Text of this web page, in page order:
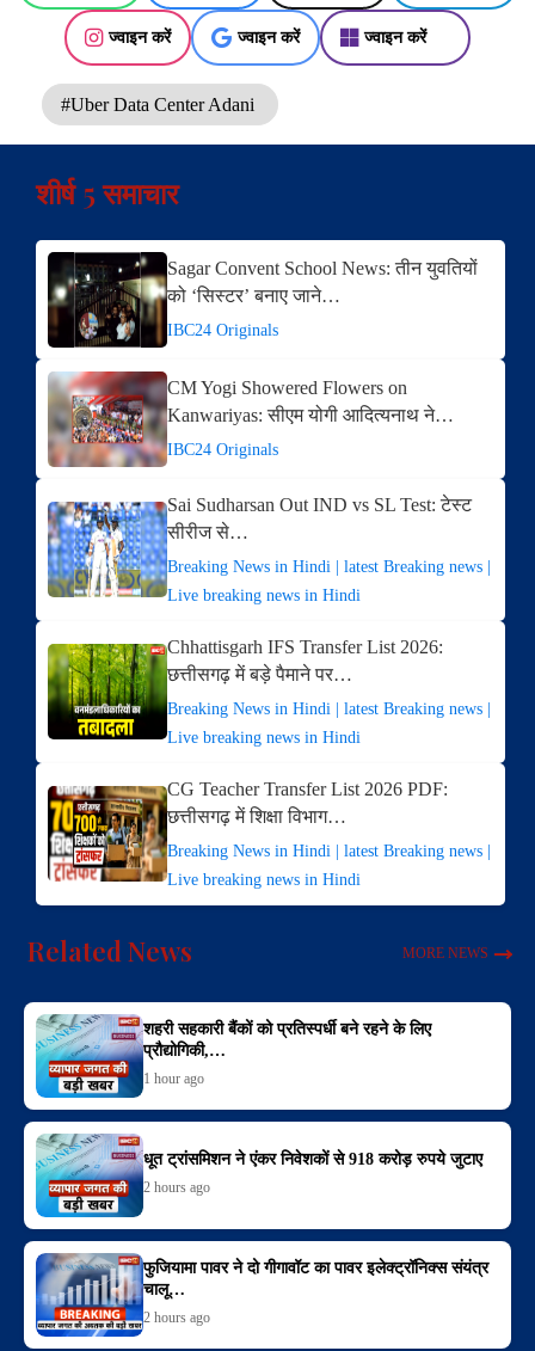
ज्वाइन करें ज्वाइन करें ज्वाइन करें
#Uber Data Center Adani
शीर्ष 5 समाचार
Sagar Convent School News: तीन युवतियों
को ‘सिस्टर’ बनाए जाने…
IBC24 Originals
CM Yogi Showered Flowers on
Kanwariyas: सीएम योगी आदित्यनाथ ने…
IBC24 Originals
Sai Sudharsan Out IND vs SL Test: टेस्ट
सीरीज से…
Breaking News in Hindi | latest Breaking news |
Live breaking news in Hindi
Chhattisgarh IFS Transfer List 2026:
छत्तीसगढ़ में बड़े पैमाने पर…
Breaking News in Hindi | latest Breaking news |
Live breaking news in Hindi
CG Teacher Transfer List 2026 PDF:
छत्तीसगढ़ में शिक्षा विभाग…
Breaking News in Hindi | latest Breaking news |
Live breaking news in Hindi
Related News MORE NEWS
शहरी सहकारी बैंकों को प्रतिस्पर्धी बने रहने के लिए
प्रौद्योगिकी,…
1 hour ago
धूत ट्रांसमिशन ने एंकर निवेशकों से 918 करोड़ रुपये जुटाए
2 hours ago
फुजियामा पावर ने दो गीगावॉट का पावर इलेक्ट्रॉनिक्स संयंत्र
चालू…
2 hours ago